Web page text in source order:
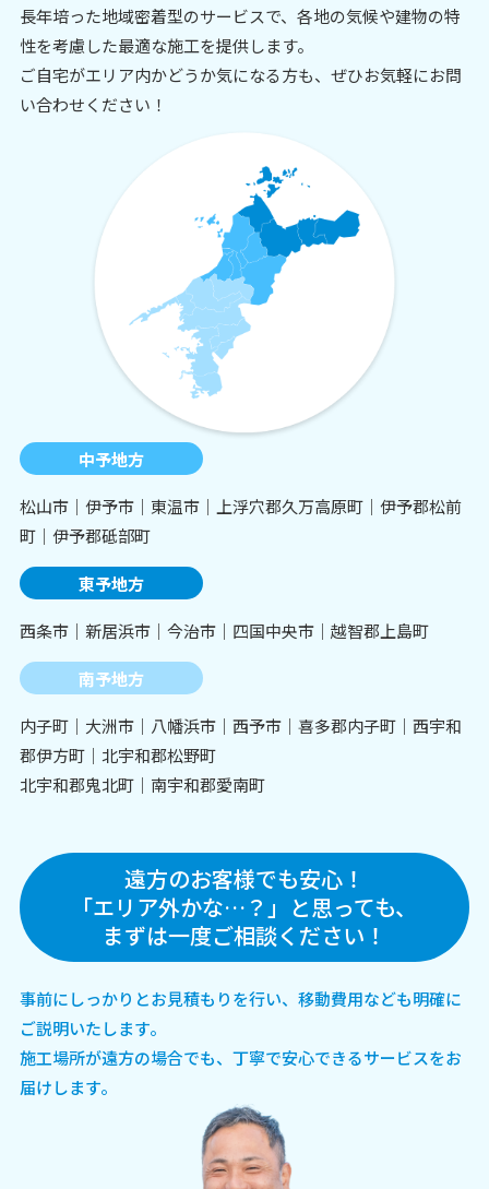
長年培った地域密着型のサービスで、各地の気候や建物の特
性を考慮した最適な施工を提供します。
ご自宅がエリア内かどうか気になる方も、ぜひお気軽にお問
い合わせください！
中予地方
松山市│伊予市│東温市│上浮穴郡久万高原町│伊予郡松前
町│伊予郡砥部町
東予地方
西条市│新居浜市│今治市│四国中央市│越智郡上島町
南予地方
内子町│大洲市│八幡浜市│西予市│喜多郡内子町│西宇和
郡伊方町│北宇和郡松野町
北宇和郡鬼北町│南宇和郡愛南町
遠方のお客様でも安心！
「エリア外かな…？」と思っても、
まずは一度ご相談ください！
事前にしっかりとお見積もりを行い、移動費用なども明確に
ご説明いたします。
施工場所が遠方の場合でも、丁寧で安心できるサービスをお
届けします。